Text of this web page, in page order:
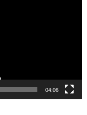
04:06